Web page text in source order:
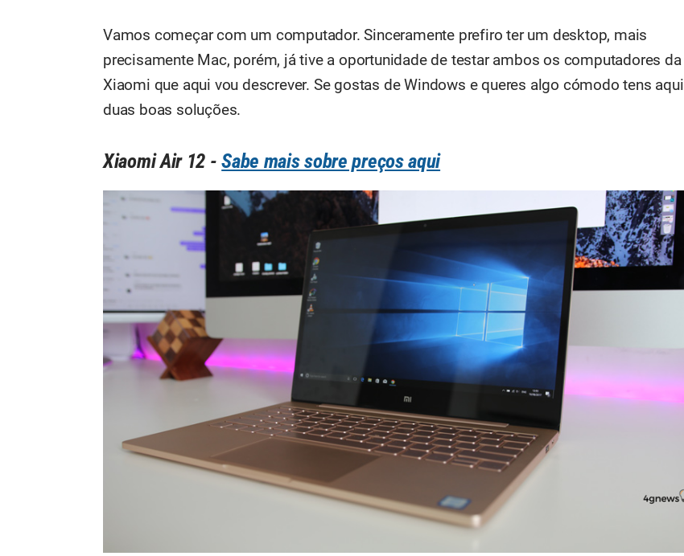
Vamos começar com um computador. Sinceramente prefiro ter um desktop, mais
precisamente Mac, porém, já tive a oportunidade de testar ambos os computadores da
Xiaomi que aqui vou descrever. Se gostas de Windows e queres algo cómodo tens aqui
duas boas soluções.
Xiaomi Air 12 -Sabe mais sobre preços aqui